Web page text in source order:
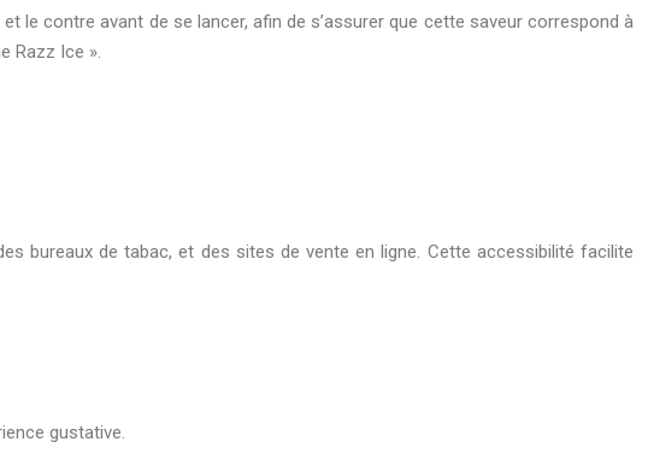
le contre avant de se lancer, afin de s’assurer que cette saveur correspond à
Razz Ice ».
bureaux de tabac, et des sites de vente en ligne. Cette accessibilité facilite
gustative.